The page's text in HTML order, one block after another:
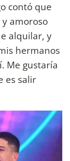
contó que
amoroso
alquilar, y
hermanos
Me gustaría
es salir